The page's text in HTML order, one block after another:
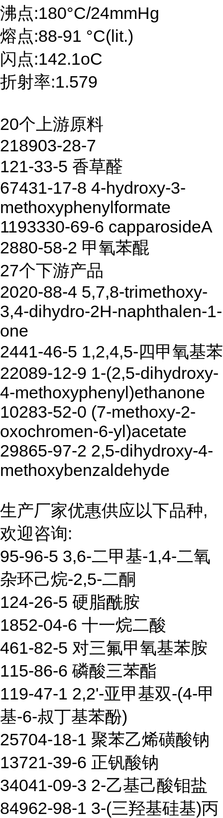
沸点:180°C/24mmHg
熔点:88-91 °C(lit.)
闪点:142.1oC
折射率:1.579
20个上游原料
218903-28-7
121-33-5 香草醛
67431-17-8 4-hydroxy-3-
methoxyphenylformate
1193330-69-6 capparosideA
2880-58-2 甲氧苯醌
27个下游产品
2020-88-4 5,7,8-trimethoxy-
3,4-dihydro-2H-naphthalen-1-
one
2441-46-5 1,2,4,5-四甲氧基苯
22089-12-9 1-(2,5-dihydroxy-
4-methoxyphenyl)ethanone
10283-52-0 (7-methoxy-2-
oxochromen-6-yl)acetate
29865-97-2 2,5-dihydroxy-4-
methoxybenzaldehyde
生产厂家优惠供应以下品种,
欢迎咨询:
95-96-5 3,6-二甲基-1,4-二氧
杂环己烷-2,5-二酮
124-26-5 硬脂酰胺
1852-04-6 十一烷二酸
461-82-5 对三氟甲氧基苯胺
115-86-6 磷酸三苯酯
119-47-1 2,2'-亚甲基双-(4-甲
基-6-叔丁基苯酚)
25704-18-1 聚苯乙烯磺酸钠
13721-39-6 正钒酸钠
34041-09-3 2-乙基己酸钼盐
84962-98-1 3-(三羟基硅基)丙